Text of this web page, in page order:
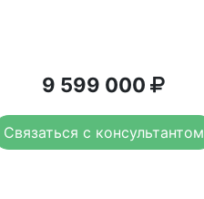
9 599 000
Связаться с консультантом